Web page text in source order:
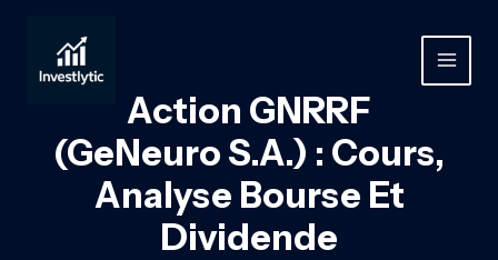
contenu
MAIN
Action GNRRF
(GeNeuro S.A.) : Cours,
Analyse Bourse Et
Dividende